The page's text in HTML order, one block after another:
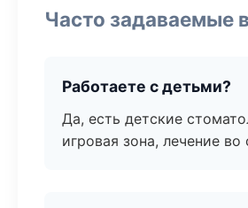
Часто задаваемые
Работаете с детьми?
Да, есть детские
игровая зона, лечение во